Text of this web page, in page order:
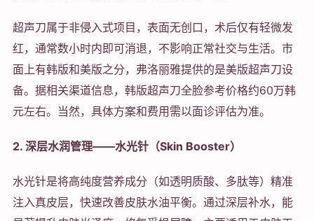
超声刀属于非侵入式项目，表面无创口，术后仅有轻微发
红，通常数小时内即可消退，不影响正常社交与生活。市
面上有韩版和美版之分，弗洛丽雅提供的是美版超声刀设
备。据相关渠道信息，韩版超声刀全脸参考价格约60万韩
元左右。当然，具体方案和费用需以面诊评估为准。
2. 深层水润管理——水光针（Skin Booster）
水光针是将高纯度营养成分（如透明质酸、多肽等）精准
注入真皮层，快速改善皮肤水油平衡。通过深层补水，能